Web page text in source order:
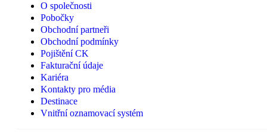
O společnosti
Pobočky
Obchodní partneři
Obchodní podmínky
Pojištění CK
Fakturační údaje
Kariéra
Kontakty pro média
Destinace
Vnitřní oznamovací systém